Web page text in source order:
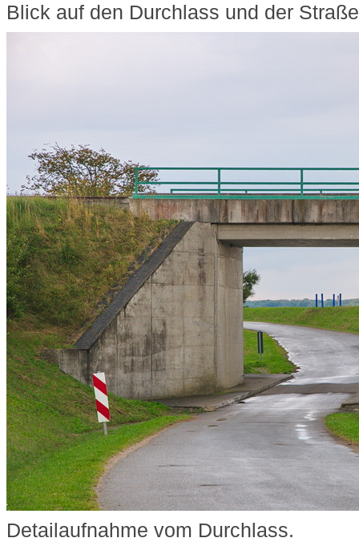
Blick auf den Durchlass und der
Detailaufnahme vom Durchlass.